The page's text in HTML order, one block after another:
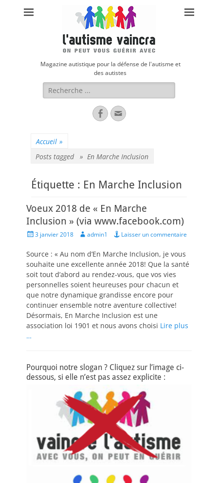
Magazine autistique pour la défense de l'autisme et
des autistes
Rechercher :
FacebookAdresse
de
Accueil »
Posts tagged » En Marche Inclusion
Étiquette : En Marche Inclusion
Voeux 2018 de « En Marche
Inclusion » (via www.facebook.com)
Posted3 janvier 2018 Author
admin1 Laisser un commentaire
Source : « Au nom d’En Marche Inclusion, je vous
souhaite une excellente année 2018! Que la santé
soit tout d’abord au rendez-vous, que vos vies
personnelles soient heureuses pour chacun et
que notre dynamique grandisse encore pour
continuer ensemble notre aventure collective!
Désormais, En Marche Inclusion est une
association loi 1901 et nous avons choisi Lire plus
…
Pourquoi notre slogan ? Cliquez sur l’image ci-
dessous, si elle n’est pas assez explicite :